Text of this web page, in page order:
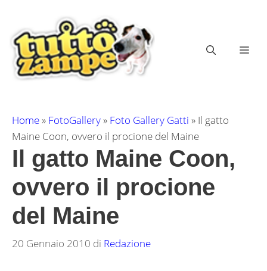
contenuto
Home» FotoGallery» Foto Gallery Gatti » Il gatto
Maine Coon, ovvero il procione del Maine
Il gatto Maine Coon,
ovvero il procione
del Maine
20 Gennaio 2010 di Redazione